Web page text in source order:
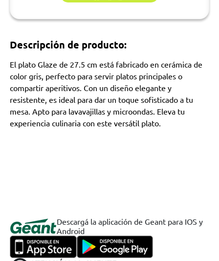
Descripción de producto:
El plato Glaze de 27.5 cm está fabricado en cerámica de
color gris, perfecto para servir platos principales o
compartir aperitivos. Con un diseño elegante y
resistente, es ideal para dar un toque sofisticado a tu
mesa. Apto para lavavajillas y microondas. Eleva tu
experiencia culinaria con este versátil plato.
Descargá la aplicación de Geant para IOS y
Android